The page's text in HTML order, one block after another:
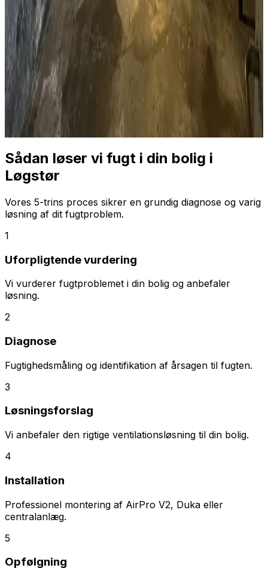
Sådan løser vi fugt i din bolig i
Løgstør
Vores 5-trins proces sikrer en grundig diagnose og varig
løsning af dit fugtproblem.
1
Uforpligtende vurdering
Vi vurderer fugtproblemet i din bolig og anbefaler
løsning.
2
Diagnose
Fugtighedsmåling og identifikation af årsagen til fugten.
3
Løsningsforslag
Vi anbefaler den rigtige ventilationsløsning til din bolig.
4
Installation
Professionel montering af AirPro V2, Duka eller
centralanlæg.
5
Opfølgning